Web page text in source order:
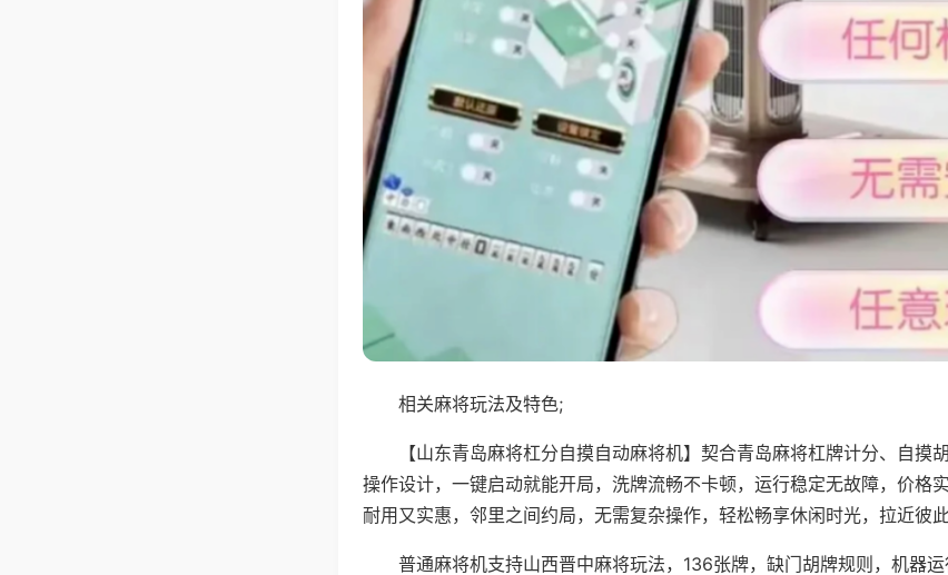
相关麻将玩法及特色;
【山东青岛麻将杠分自摸自动麻将机】契合青岛麻将杠牌计分、自摸
操作设计，一键启动就能开局，洗牌流畅不卡顿，运行稳定无故障，价格
耐用又实惠，邻里之间约局，无需复杂操作，轻松畅享休闲时光，拉近彼此
普通麻将机支持山西晋中麻将玩法，136张牌，缺门胡牌规则，机器